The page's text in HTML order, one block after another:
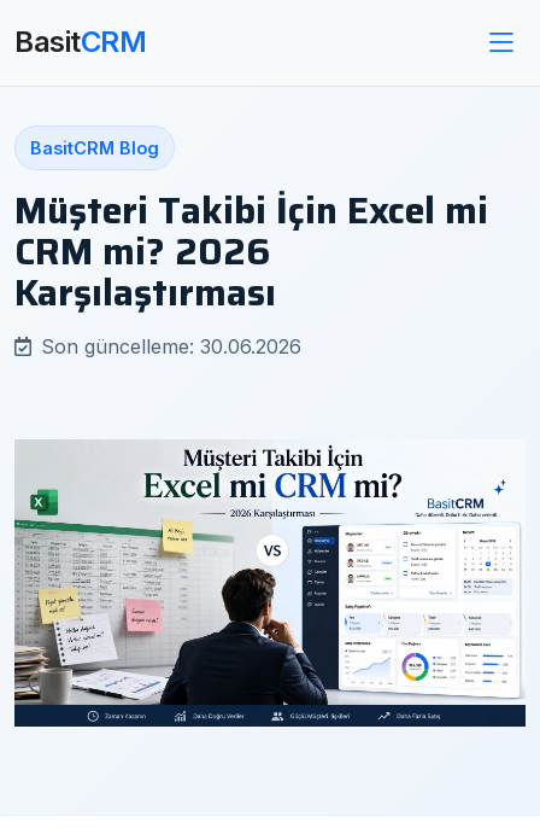
BasitCRM
BasitCRM Blog
Müşteri Takibi İçin Excel mi
CRM mi? 2026
Karşılaştırması
Son güncelleme: 30.06.2026